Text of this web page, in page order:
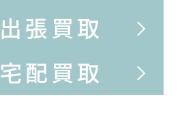
出張買取
宅配買取